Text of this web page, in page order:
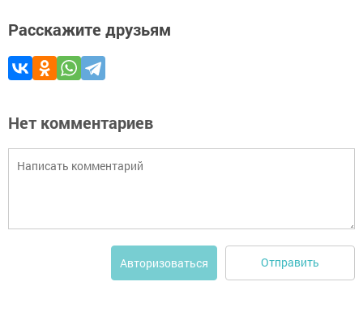
Расскажите друзьям
Нет комментариев
Авторизоваться Отправить